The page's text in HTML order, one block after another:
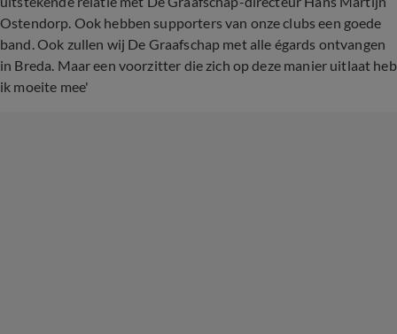
Ostendorp. Ook hebben supporters van onze clubs een goede
band. Ook zullen wij De Graafschap met alle égards ontvangen
in Breda. Maar een voorzitter die zich op deze manier uitlaat heb
ik moeite mee'